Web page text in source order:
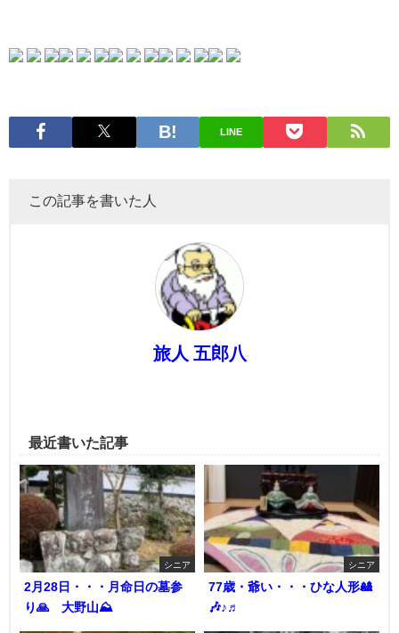
LINE
この記事を書いた人
旅人 五郎八
最近書いた記事
シニア
2月28日・・・月命日の墓参
り🙏 大野山⛰️
シニア
77歳・爺い・・・ひな人形🎎
🎶♪♬